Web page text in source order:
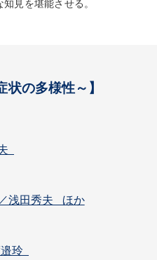
見を堪能させる。
の多様性～】
浅田秀夫 ほか
玲